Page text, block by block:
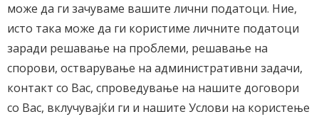
може да ги зачуваме вашите лични податоци. Ние,
исто така може да ги користиме личните податоци
заради решавање на проблеми, решавање на
спорови, остварување на административни задачи,
контакт со Вас, спроведување на нашите договори
со Вас, вклучувајќи ги и нашите Услови на користење